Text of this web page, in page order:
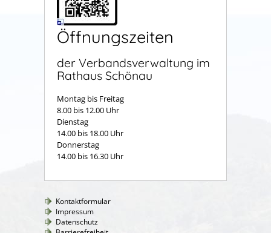
Öffnungszeiten
der Verbandsverwaltung im
Rathaus Schönau
Montag bis Freitag
8.00 bis 12.00 Uhr
Dienstag
14.00 bis 18.00 Uhr
Donnerstag
14.00 bis 16.30 Uhr
Kontaktformular
Impressum
Datenschutz